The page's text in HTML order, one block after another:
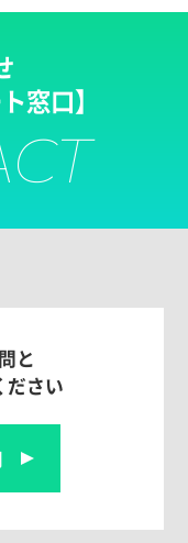
窓口】
と
ださい